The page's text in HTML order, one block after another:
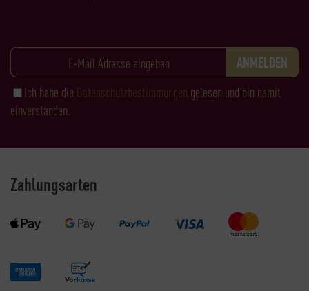
Ich habe die Datenschutzbestimmungen gelesen und bin damit
einverstanden.
Zahlungsarten